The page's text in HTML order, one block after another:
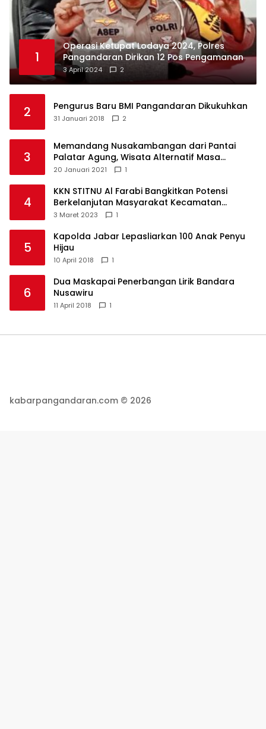
1
Operasi Ketupat Lodaya 2024, Polres
Pangandaran Dirikan 12 Pos Pengamanan
3 April 2024 2
2 Pengurus Baru BMI Pangandaran Dikukuhkan
31 Januari 2018 2
3
Memandang Nusakambangan dari Pantai
Palatar Agung, Wisata Alternatif Masa
Pandemi
20 Januari 2021 1
4
KKN STITNU Al Farabi Bangkitkan Potensi
Berkelanjutan Masyarakat Kecamatan
Langkaplancar
3 Maret 2023 1
5
Kapolda Jabar Lepasliarkan 100 Anak Penyu
Hijau
10 April 2018 1
6
Dua Maskapai Penerbangan Lirik Bandara
Nusawiru
11 April 2018 1
kabarpangandaran.com © 2026